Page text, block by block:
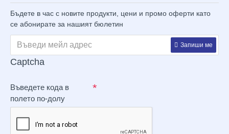
Бъдете в час с новите продукти, цени и промо оферти като
се абонирате за нашият бюлетин
Запиши ме
Captcha
Въведете кода в
полето по-долу